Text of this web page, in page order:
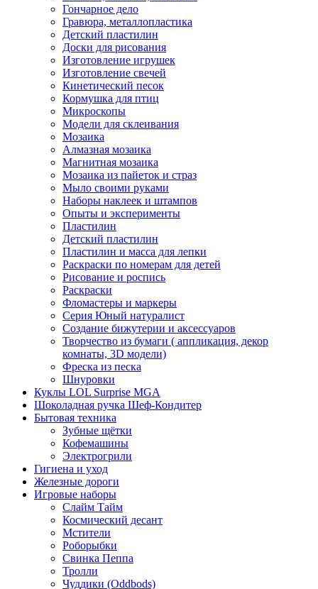
Гончарное дело
Гравюра, металлопластика
Детский пластилин
Доски для рисования
Изготовление игрушек
Изготовление свечей
Кинетический песок
Кормушка для птиц
Микроскопы
Модели для склеивания
Мозаика
Алмазная мозаика
Магнитная мозаика
Мозаика из пайеток и страз
Мыло своими руками
Наборы наклеек и штампов
Опыты и эксперименты
Пластилин
Детский пластилин
Пластилин и масса для лепки
Раскраски по номерам для детей
Рисование и роспись
Раскраски
Фломастеры и маркеры
Серия Юный натуралист
Создание бижутерии и аксессуаров
Творчество из бумаги ( аппликация, декор
комнаты, 3D модели)
Фреска из песка
Шнуровки
Куклы LOL Surprise MGA
Шоколадная ручка Шеф-Кондитер
Бытовая техника
Зубные щётки
Кофемашины
Электрогрили
Гигиена и уход
Железные дороги
Игровые наборы
Слайм Тайм
Космический десант
Мстители
Роборыбки
Свинка Пеппа
Тролли
Чуддики (Oddbods)